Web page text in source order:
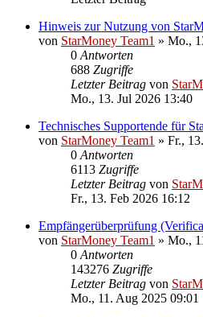
Hinweis zur Nutzung von
von StarMoney Team1 » Mo.,
0 Antworten
688 Zugriffe
Letzter Beitrag von
Mo., 13. Jul 2026 13:40
Technisches Supportende für
von StarMoney Team1 » Fr.,
0 Antworten
6113 Zugriffe
Letzter Beitrag von
Fr., 13. Feb 2026 16:12
Empfängerüberprüfung
von StarMoney Team1 » Mo.,
0 Antworten
143276 Zugriffe
Letzter Beitrag von
Mo., 11. Aug 2025 09:01